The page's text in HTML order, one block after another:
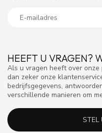
HEEFT U VRAGEN?
Als u vragen heeft over
dan zeker onze
bedrijfsgegevens,
verschillende manieren om
STEL